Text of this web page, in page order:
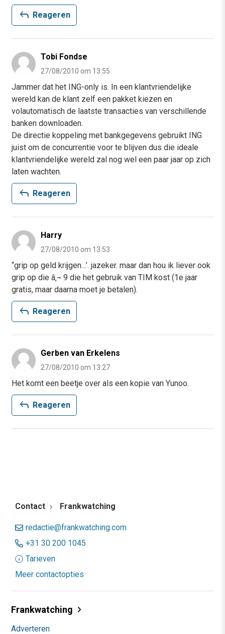
reply Reageren
Tobi Fondse
27/08/2010 om 13:55
Jammer dat het ING-only is. In een klantvriendelijke
wereld kan de klant zelf een pakket kiezen en
volautomatisch de laatste transacties van verschillende
banken downloaden.
De directie koppeling met bankgegevens gebruikt ING
juist om de concurrentie voor te blijven dus die ideale
klantvriendelijke wereld zal nog wel een paar jaar op zich
laten wachten.
reply Reageren
Harry
27/08/2010 om 13:53
“grip op geld krijgen…’. jazeker. maar dan hou ik liever ook
grip op die â‚¬ 9 die het gebruik van TIM kost (1e jaar
gratis, maar daarna moet je betalen).
reply Reageren
Gerben van Erkelens
27/08/2010 om 13:27
Het komt een beetje over als een kopie van Yunoo.
reply Reageren
Contact Frankwatching
redactie@frankwatching.com
+31 30 200 1045
Tarieven
Meer contactopties
Frankwatching
Adverteren